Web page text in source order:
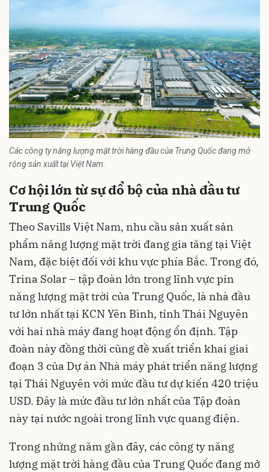
Các công ty năng lượng mặt trời hàng đầu của Trung Quốc đang mở
rộng sản xuất tại Việt Nam.
Cơ hội lớn từ sự đổ bộ của nhà đầu tư
Trung Quốc
Theo Savills Việt Nam, nhu cầu sản xuất sản
phẩm năng lượng mặt trời đang gia tăng tại Việt
Nam, đặc biệt đối với khu vực phía Bắc. Trong đó,
Trina Solar – tập đoàn lớn trong lĩnh vực pin
năng lượng mặt trời của Trung Quốc, là nhà đầu
tư lớn nhất tại KCN Yên Bình, tỉnh Thái Nguyên
với hai nhà máy đang hoạt động ổn định. Tập
đoàn này đồng thời cũng đề xuất triển khai giai
đoạn 3 của Dự án Nhà máy phát triển năng lượng
tại Thái Nguyên với mức đầu tư dự kiến 420 triệu
USD. Đây là mức đầu tư lớn nhất của Tập đoàn
này tại nước ngoài trong lĩnh vực quang điện.
Trong những năm gần đây, các công ty năng
lượng mặt trời hàng đầu của Trung Quốc đang mở